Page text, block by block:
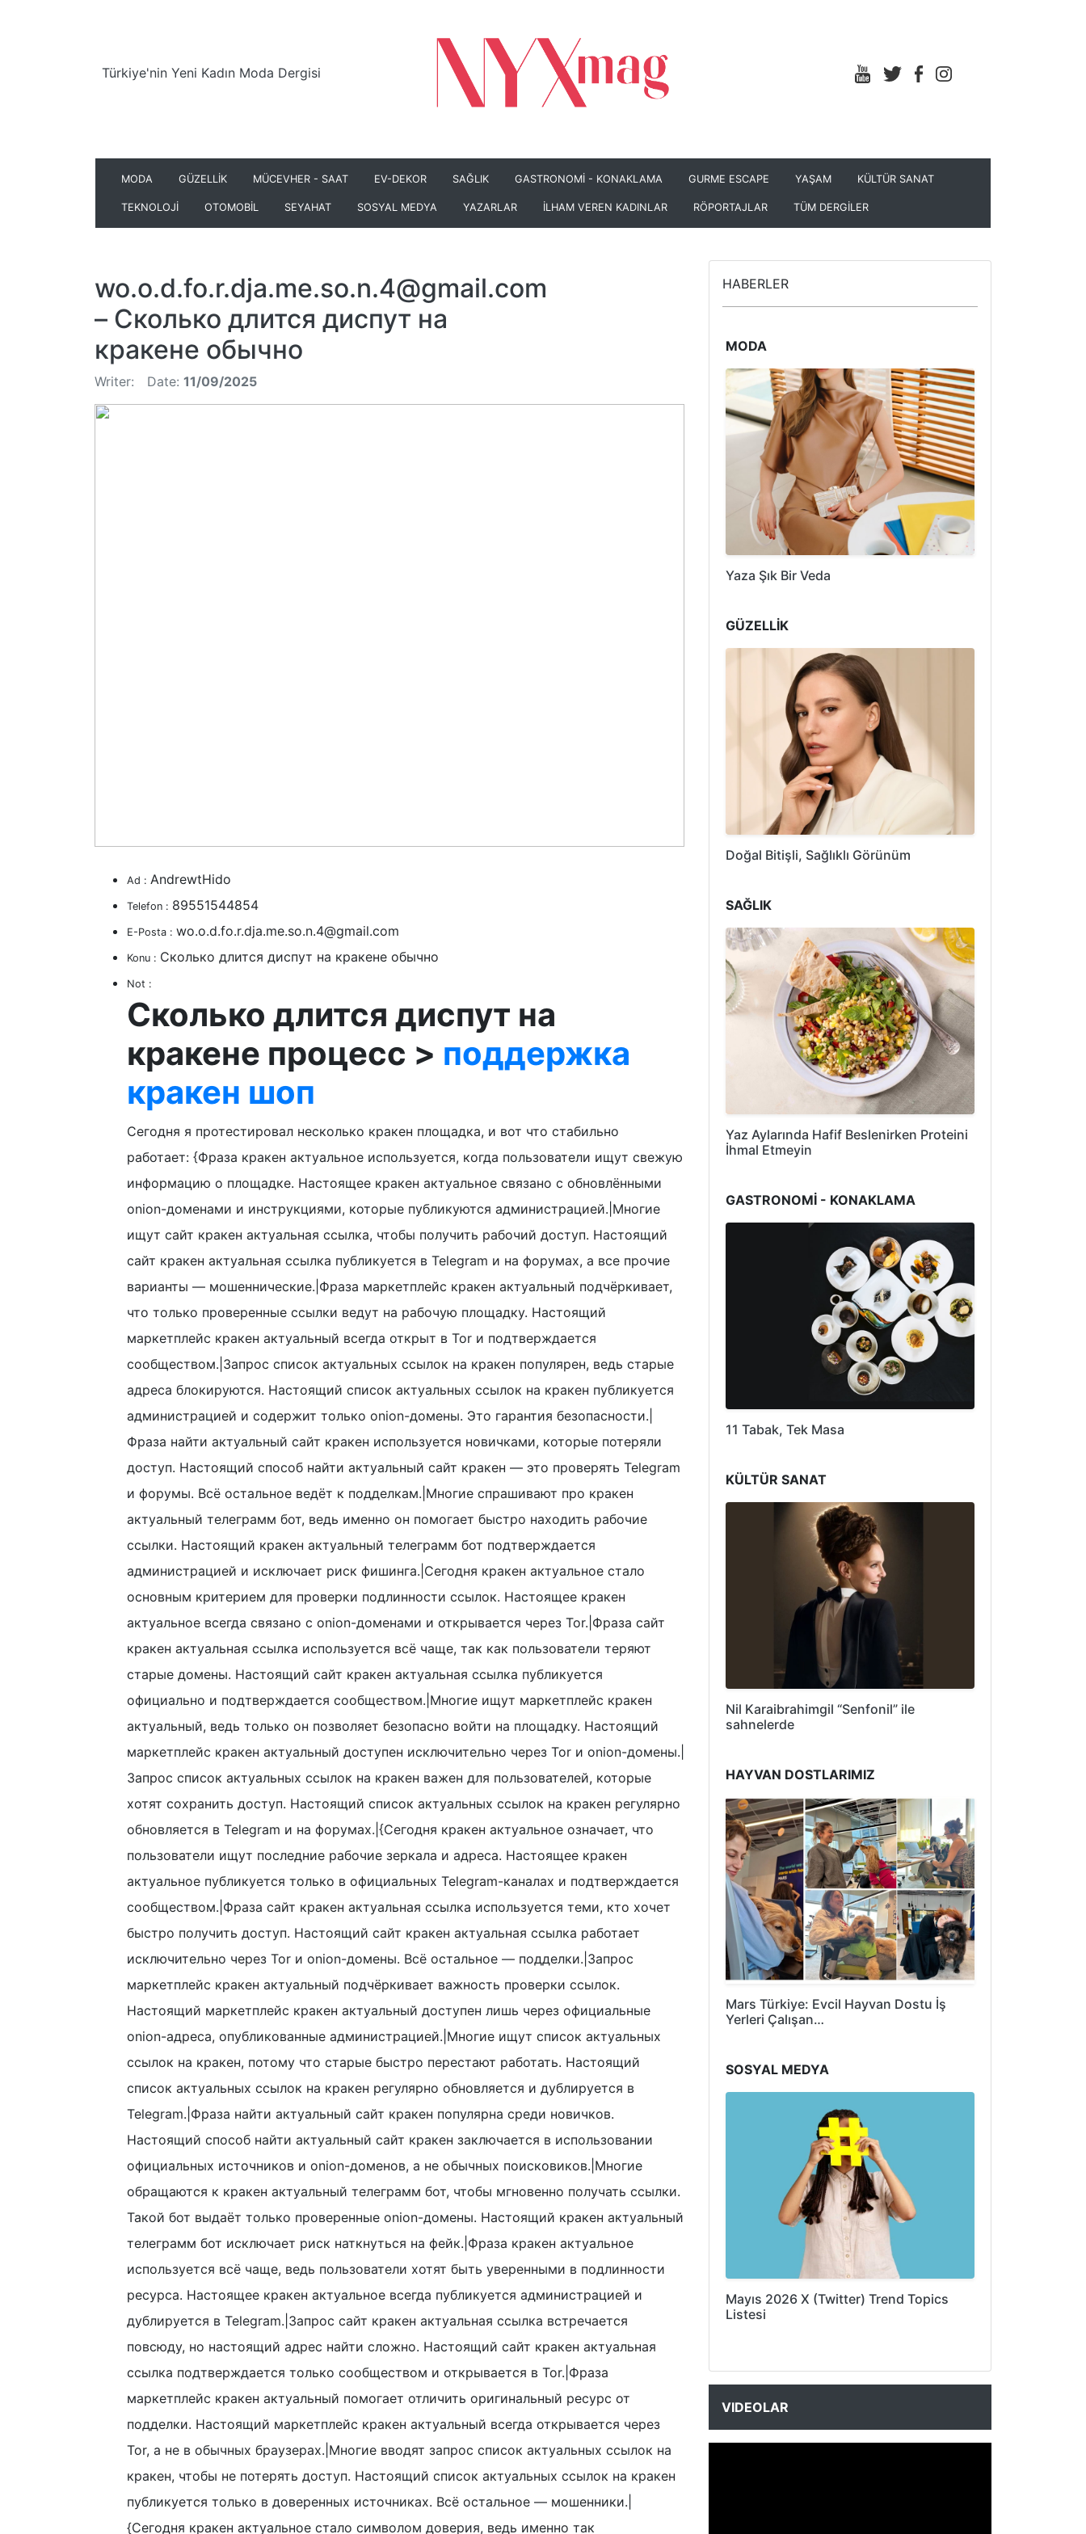
Türkiye'nin Yeni Kadın Moda Dergisi
MODA GÜZELLİK MÜCEVHER - SAAT EV-DEKOR SAĞLIK GASTRONOMİ - KONAKLAMA GURME ESCAPE YAŞAM KÜLTÜR SANAT
TEKNOLOJİ OTOMOBİL SEYAHAT SOSYAL MEDYA YAZARLAR İLHAM VEREN KADINLAR RÖPORTAJLAR TÜM DERGİLER
wo.o.d.fo.r.dja.me.so.n.4@gmail.com
– Сколько длится диспут на
кракене обычно
Writer: Date: 11/09/2025
Ad : AndrewtHido
Telefon : 89551544854
E-Posta : wo.o.d.fo.r.dja.me.so.n.4@gmail.com
Konu : Сколько длится диспут на кракене обычно
Not :
Сколько длится диспут на
кракене процесс > поддержка
кракен шоп
Сегодня я протестировал несколько кракен площадка, и вот что стабильно
работает: {Фраза кракен актуальное используется, когда пользователи ищут свежую
информацию о площадке. Настоящее кракен актуальное связано с обновлёнными
onion-доменами и инструкциями, которые публикуются администрацией.|Многие
ищут сайт кракен актуальная ссылка, чтобы получить рабочий доступ. Настоящий
сайт кракен актуальная ссылка публикуется в Telegram и на форумах, а все прочие
варианты — мошеннические.|Фраза маркетплейс кракен актуальный подчёркивает,
что только проверенные ссылки ведут на рабочую площадку. Настоящий
маркетплейс кракен актуальный всегда открыт в Tor и подтверждается
сообществом.|Запрос список актуальных ссылок на кракен популярен, ведь старые
адреса блокируются. Настоящий список актуальных ссылок на кракен публикуется
администрацией и содержит только onion-домены. Это гарантия безопасности.|
Фраза найти актуальный сайт кракен используется новичками, которые потеряли
доступ. Настоящий способ найти актуальный сайт кракен — это проверять Telegram
и форумы. Всё остальное ведёт к подделкам.|Многие спрашивают про кракен
актуальный телеграмм бот, ведь именно он помогает быстро находить рабочие
ссылки. Настоящий кракен актуальный телеграмм бот подтверждается
администрацией и исключает риск фишинга.|Сегодня кракен актуальное стало
основным критерием для проверки подлинности ссылок. Настоящее кракен
актуальное всегда связано с onion-доменами и открывается через Tor.|Фраза сайт
кракен актуальная ссылка используется всё чаще, так как пользователи теряют
старые домены. Настоящий сайт кракен актуальная ссылка публикуется
официально и подтверждается сообществом.|Многие ищут маркетплейс кракен
актуальный, ведь только он позволяет безопасно войти на площадку. Настоящий
маркетплейс кракен актуальный доступен исключительно через Tor и onion-домены.|
Запрос список актуальных ссылок на кракен важен для пользователей, которые
хотят сохранить доступ. Настоящий список актуальных ссылок на кракен регулярно
обновляется в Telegram и на форумах.|{Сегодня кракен актуальное означает, что
пользователи ищут последние рабочие зеркала и адреса. Настоящее кракен
актуальное публикуется только в официальных Telegram-каналах и подтверждается
сообществом.|Фраза сайт кракен актуальная ссылка используется теми, кто хочет
быстро получить доступ. Настоящий сайт кракен актуальная ссылка работает
исключительно через Tor и onion-домены. Всё остальное — подделки.|Запрос
маркетплейс кракен актуальный подчёркивает важность проверки ссылок.
Настоящий маркетплейс кракен актуальный доступен лишь через официальные
onion-адреса, опубликованные администрацией.|Многие ищут список актуальных
ссылок на кракен, потому что старые быстро перестают работать. Настоящий
список актуальных ссылок на кракен регулярно обновляется и дублируется в
Telegram.|Фраза найти актуальный сайт кракен популярна среди новичков.
Настоящий способ найти актуальный сайт кракен заключается в использовании
официальных источников и onion-доменов, а не обычных поисковиков.|Многие
обращаются к кракен актуальный телеграмм бот, чтобы мгновенно получать ссылки.
Такой бот выдаёт только проверенные onion-домены. Настоящий кракен актуальный
телеграмм бот исключает риск наткнуться на фейк.|Фраза кракен актуальное
используется всё чаще, ведь пользователи хотят быть уверенными в подлинности
ресурса. Настоящее кракен актуальное всегда публикуется администрацией и
дублируется в Telegram.|Запрос сайт кракен актуальная ссылка встречается
повсюду, но настоящий адрес найти сложно. Настоящий сайт кракен актуальная
ссылка подтверждается только сообществом и открывается в Tor.|Фраза
маркетплейс кракен актуальный помогает отличить оригинальный ресурс от
подделки. Настоящий маркетплейс кракен актуальный всегда открывается через
Tor, а не в обычных браузерах.|Многие вводят запрос список актуальных ссылок на
кракен, чтобы не потерять доступ. Настоящий список актуальных ссылок на кракен
публикуется только в доверенных источниках. Всё остальное — мошенники.|
{Сегодня кракен актуальное стало символом доверия, ведь именно так
HABERLER
MODA
Yaza Şık Bir Veda
GÜZELLİK
Doğal Bitişli, Sağlıklı Görünüm
SAĞLIK
Yaz Aylarında Hafif Beslenirken Proteini
İhmal Etmeyin
GASTRONOMİ - KONAKLAMA
11 Tabak, Tek Masa
KÜLTÜR SANAT
Nil Karaibrahimgil “Senfonil” ile
sahnelerde
HAYVAN DOSTLARIMIZ
Mars Türkiye: Evcil Hayvan Dostu İş
Yerleri Çalışan…
SOSYAL MEDYA
Mayıs 2026 X (Twitter) Trend Topics
Listesi
VIDEOLAR